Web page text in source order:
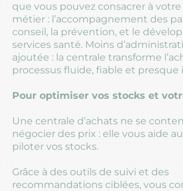
que vous pouvez consacrer à
métier : l’accompagnement des
conseil, la prévention, et le
services santé. Moins
ajoutée : la centrale transforme
processus fluide, fiable et presque
Pour optimiser vos stocks et
Une centrale d’achats ne se
négocier des prix : elle vous aide
piloter vos stocks.
Grâce à des outils de suivi et des
recommandations ciblées, vous